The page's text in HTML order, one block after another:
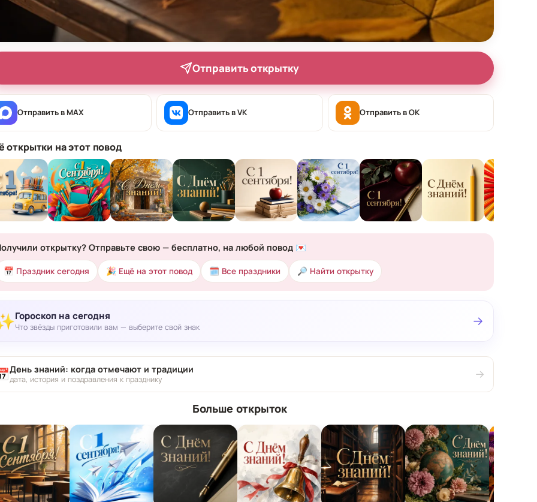
Отправить открытку
Отправить в MAX Отправить в VK Отправить в OK
открытки на этот повод
открытку? Отправьте свою — бесплатно, на любой повод 💌
📅 Праздник сегодня 🎉 Ещё на этот повод 🗓 Все праздники 🔎 Найти открытку
Гороскоп на сегодня
Что звёзды приготовили вам — выберите свой знак →
День знаний: когда отмечают и традиции
дата, история и поздравления к празднику →
Больше открыток